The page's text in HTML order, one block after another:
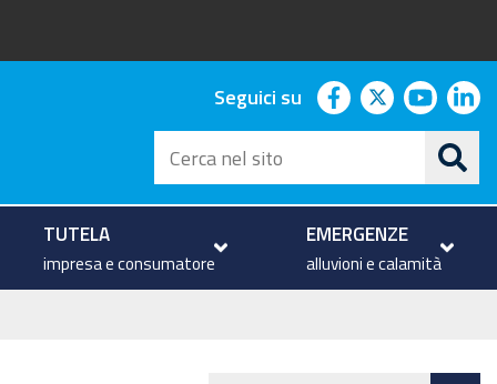
Seguici su facebook
twitter
Cerca
nel
sito
TUTELA
impresa e consumatore
EMERGENZE
alluvioni e calamità